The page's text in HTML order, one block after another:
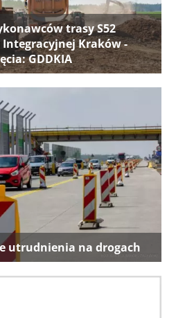
trasy S52
Kraków -
GDDKIA
utrudnienia na drogach